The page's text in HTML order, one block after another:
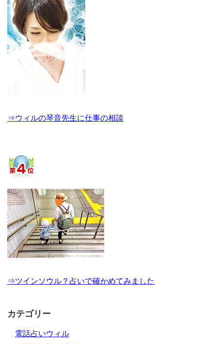
⇒ウィルの琴音先生に仕事の相談
⇒ツインソウル？占いで確かめてみました
カテゴリー
電話占いウィル